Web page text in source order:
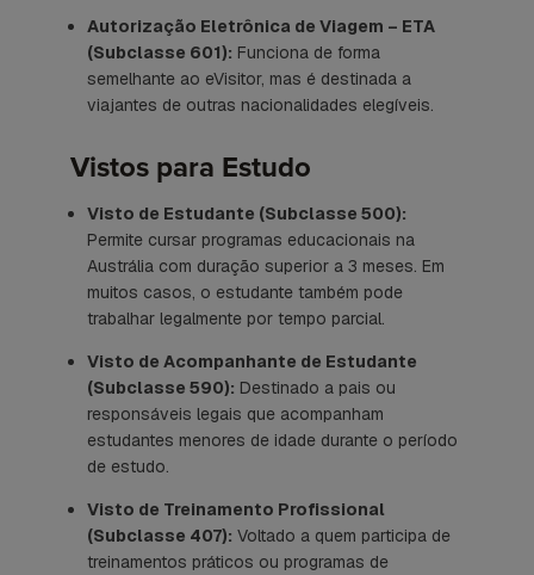
Autorização Eletrônica de Viagem – ETA
(Subclasse 601): Funciona de forma
semelhante ao eVisitor, mas é destinada a
viajantes de outras nacionalidades elegíveis.
Vistos para Estudo
Visto de Estudante (Subclasse 500):
Permite cursar programas educacionais na
Austrália com duração superior a 3 meses. Em
muitos casos, o estudante também pode
trabalhar legalmente por tempo parcial.
Visto de Acompanhante de Estudante
(Subclasse 590): Destinado a pais ou
responsáveis legais que acompanham
estudantes menores de idade durante o período
de estudo.
Visto de Treinamento Profissional
(Subclasse 407): Voltado a quem participa de
treinamentos práticos ou programas de